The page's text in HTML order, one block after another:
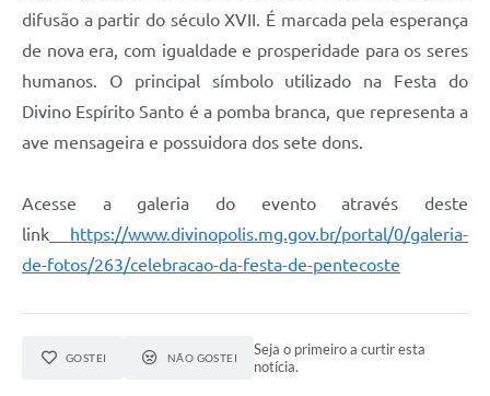
difusão a partir do século XVII. É marcada pela esperança
de nova era, com igualdade e prosperidade para os seres
humanos. O principal símbolo utilizado na Festa do
Divino Espírito Santo é a pomba branca, que representa a
ave mensageira e possuidora dos sete dons.
Acesse a galeria do evento através deste
link https://www.divinopolis.mg.gov.br/portal/0/galeria-
de-fotos/263/celebracao-da-festa-de-pentecoste
GOSTEI NÃO GOSTEI
Seja o primeiro a curtir esta
notícia.